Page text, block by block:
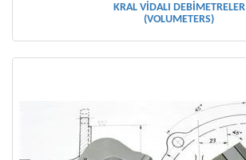
KRAL VİDALI DEBİMETRELER
(VOLUMETERS)